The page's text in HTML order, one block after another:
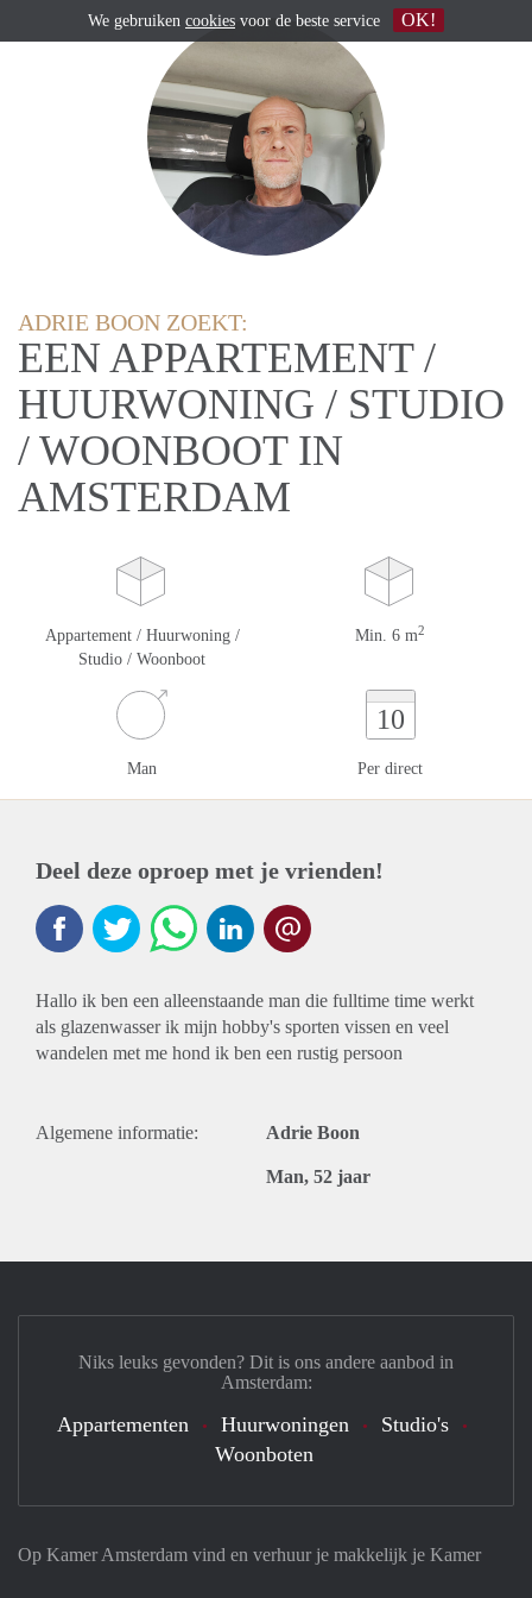
ADRIE BOON ZOEKT:
EEN APPARTEMENT /
HUURWONING / STUDIO
/ WOONBOOT IN
AMSTERDAM
Appartement / Huurwoning /
Studio / Woonboot
Min. 6 m2
Man
10
Per direct
Deel deze oproep met je vrienden!
Hallo ik ben een alleenstaande man die fulltime time werkt
als glazenwasser ik mijn hobby's sporten vissen en veel
wandelen met me hond ik ben een rustig persoon
Algemene informatie: Adrie Boon
Man, 52 jaar
Op Kamer Amsterdam vind en verhuur je makkelijk je Kamer
Niks leuks gevonden? Dit is ons andere aanbod in
Amsterdam:
Appartementen Huurwoningen
Studio's
Woonboten
We gebruiken cookies voor de beste service OK!